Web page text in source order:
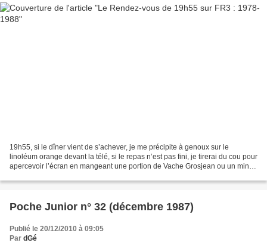
19h55, si le dîner vient de s’achever, je me précipite à genoux sur le
linoléum orange devant la télé, si le repas n’est pas fini, je tirerai du cou pour
apercevoir l’écran en mangeant une portion de Vache Grosjean ou un mini
Poche Junior n° 32 (décembre 1987)
Publié le 20/12/2010 à 09:05
Par dGé